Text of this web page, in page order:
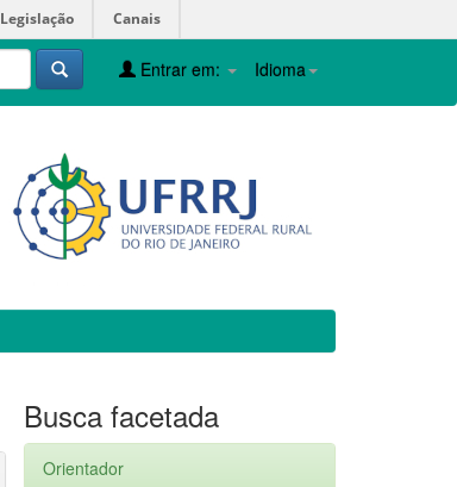
Legislação Canais
Idioma
Entrar em:
Busca facetada
Orientador